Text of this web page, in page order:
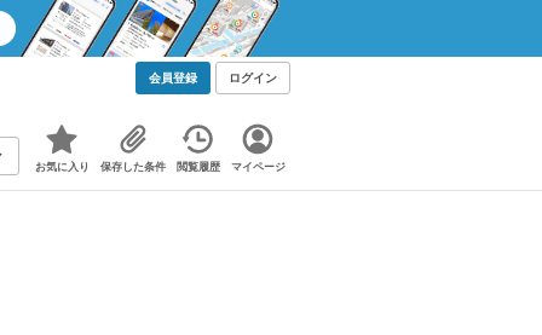
会員登録 ログイン
お気に入り 保存した条件 閲覧履歴 マイページ